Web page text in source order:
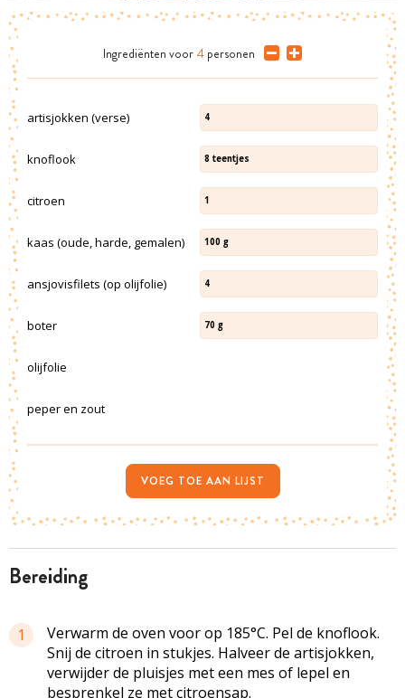
bereiding
1
Verwarm de oven voor op 185°C. Pel de knoflook.
Snij de citroen in stukjes. Halveer de artisjokken,
verwijder de pluisjes met een mes of lepel en
besprenkel ze met citroensap.
Ingrediënten voor 4 personen
artisjokken (verse) 4
knoflook 8 teentjes
citroen 1
kaas (oude, harde, gemalen) 100 g
ansjovisfilets (op olijfolie) 4
boter 70 g
olijfolie
peper en zout
VOEG TOE AAN LIJST